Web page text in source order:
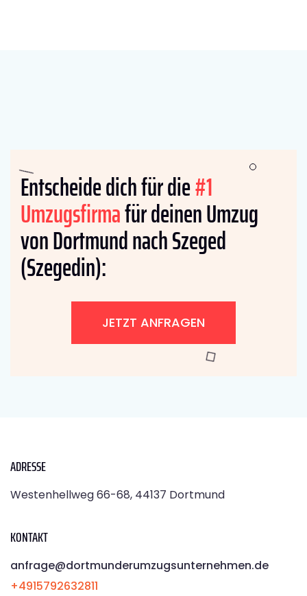
Entscheide dich für die#1
Umzugsfirmafür deinen Umzug
von Dortmund nach Szeged
(Szegedin):
JETZT ANFRAGEN
ADRESSE
Westenhellweg 66-68, 44137 Dortmund
KONTAKT
anfrage@dortmunderumzugsunternehmen.de
+4915792632811